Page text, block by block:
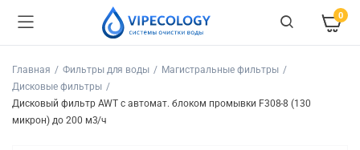
0
Главная Фильтры для воды
Магистральные фильтры
Дисковые фильтры
Дисковый фильтр AWT с автомат. блоком промывки F308-8 (130
микрон) до 200 м3/ч